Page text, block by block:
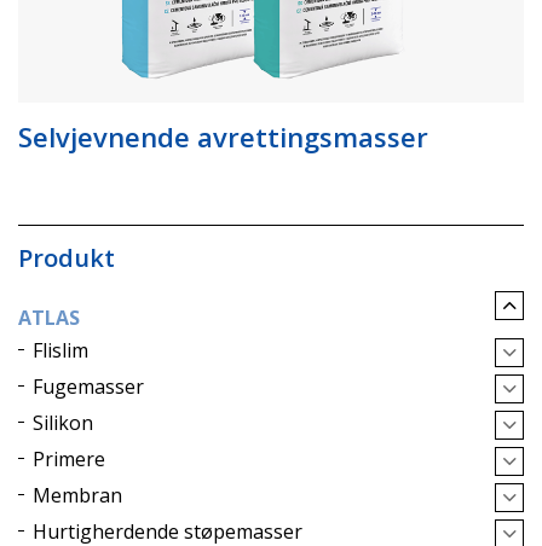
Selvjevnende avrettingsmasser
Produkt
ATLAS
Flislim
Fugemasser
Silikon
Primere
Membran
Hurtigherdende støpemasser